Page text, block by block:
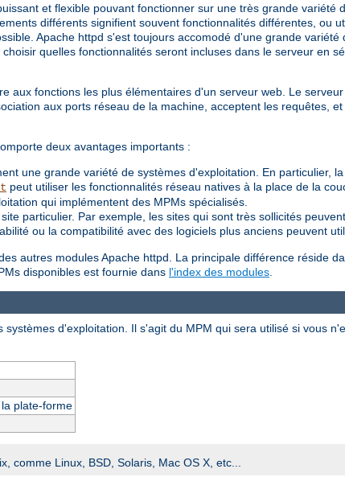
et flexible pouvant fonctionner sur une très grande variété
différents signifient souvent fonctionnalités différentes, ou
Apache httpd s'est toujours accomodé d'une grande variété
quelles fonctionnalités seront incluses dans le serveur en
aux fonctions les plus élémentaires d'un serveur web. Le
aux ports réseau de la machine, acceptent les requêtes,
deux avantages importants :
une grande variété de systèmes d'exploitation. En particulier,
peut utiliser les fonctionnalités réseau natives à la place de la
qui implémentent des MPMs spécialisés.
particulier. Par exemple, les sites qui sont très sollicités
ou la compatibilité avec des logiciels plus anciens peuvent
autres modules Apache httpd. La principale différence réside
disponibles est fournie dans l'index des modules
d'exploitation. Il s'agit du MPM qui sera utilisé si vous
la plate-forme
comme Linux, BSD, Solaris, Mac OS X, etc...